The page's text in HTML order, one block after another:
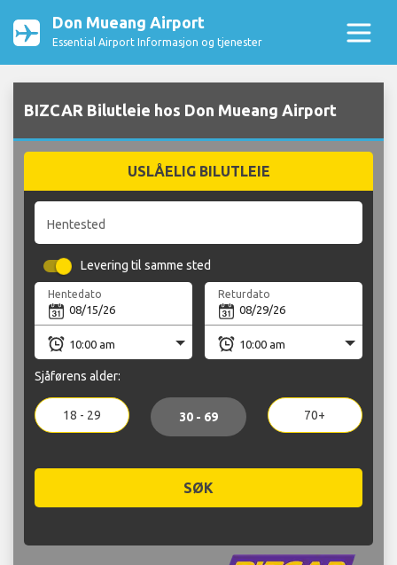
Don Mueang Airport
Essential Airport Informasjon og tjenester
BIZCAR Bilutleie hos Don Mueang Airport
USLÅELIG BILUTLEIE
Hentested
Levering til samme sted
Hentedato Returdato
Sjåførens alder:
18 - 29 30 - 69 70+
SØK